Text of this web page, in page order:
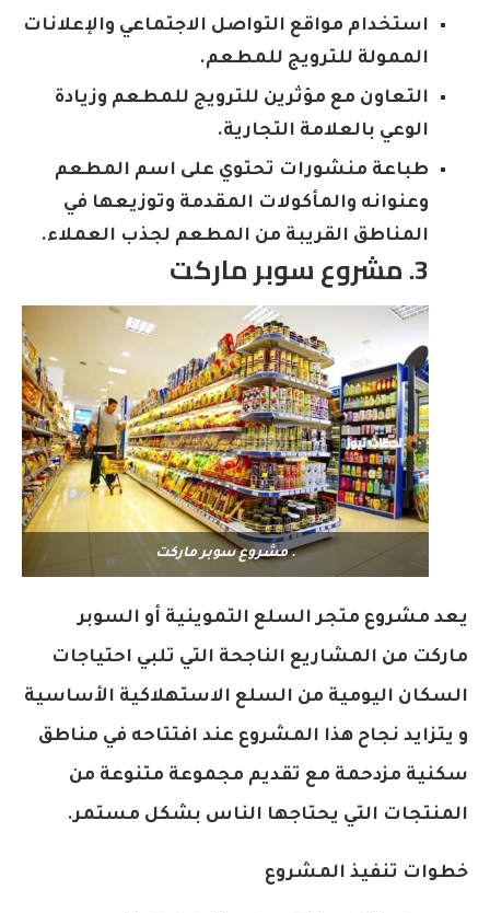
استخدام مواقع التواصل الاجتماعي والإعلانات
الممولة للترويج للمطعم.
التعاون مع مؤثرين للترويج للمطعم وزيادة
الوعي بالعلامة التجارية.
طباعة منشورات تحتوي على اسم المطعم
وعنوانه والمأكولات المقدمة وتوزيعها في
المناطق القريبة من المطعم لجذب العملاء.
3. مشروع سوبر ماركت
. مشروع سوبر ماركت
يعد مشروع متجر السلع التموينية أو السوبر
ماركت من المشاريع الناجحة التي تلبي احتياجات
السكان اليومية من السلع الاستهلاكية الأساسية
و يتزايد نجاح هذا المشروع عند افتتاحه في مناطق
سكنية مزدحمة مع تقديم مجموعة متنوعة من
المنتجات التي يحتاجها الناس بشكل مستمر.
خطوات تنفيذ المشروع